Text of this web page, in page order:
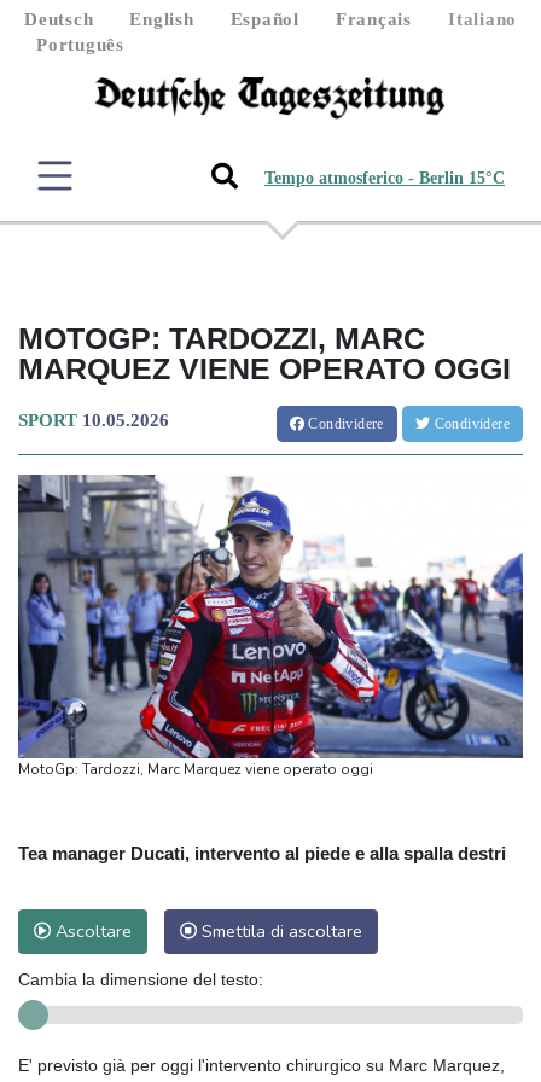
Deutsch English Español Français
Italiano
Português
Tempo atmosferico - Berlin 15°C
MOTOGP: TARDOZZI, MARC
MARQUEZ VIENE OPERATO OGGI
SPORT 10.05.2026 Condividere Condividere
MotoGp: Tardozzi, Marc Marquez viene operato oggi
Tea manager Ducati, intervento al piede e alla spalla destri
Ascoltare Smettila di ascoltare
Cambia la dimensione del testo:
E' previsto già per oggi l'intervento chirurgico su Marc Marquez,